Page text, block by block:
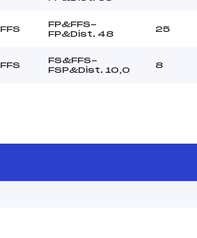
FFS
FP&FFS-
FP&Dist. 48
25
FFS
FS&FFS-
FSP&Dist. 10,0
8